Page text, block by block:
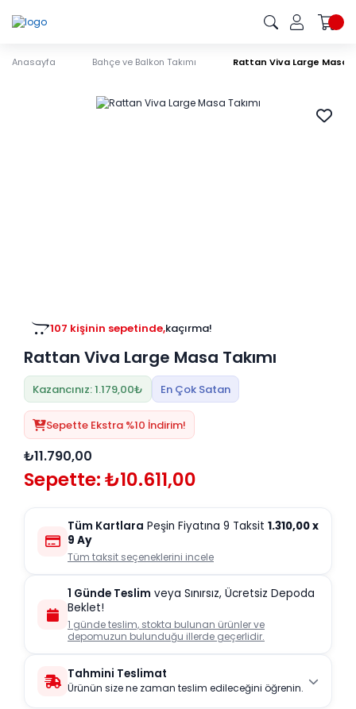
Anasayfa Bahçe ve Balkon Takımı Rattan Viva Large Masa
107 kişinin sepetinde,kaçırma!
Rattan Viva Large Masa Takımı
Kazancınız: 1.179,00₺ En Çok Satan
Sepette Ekstra %10 İndirim!
₺11.790,00
Sepette: ₺10.611,00
Tüm Kartlara Peşin Fiyatına 9 Taksit 1.310,00x
9 Ay
Tüm taksit seçeneklerini incele
1 Günde Teslim veya Sınırsız, Ücretsiz Depoda
Beklet!
1 günde teslim, stokta bulunan ürünler ve
depomuzun bulunduğu illerde geçerlidir.
Tahmini Teslimat
Ürünün size ne zaman teslim edileceğini öğrenin.